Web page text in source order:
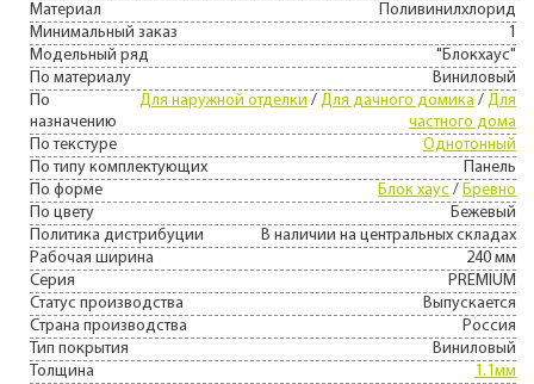
Материал
Поливинилхлорид
Минимальный заказ
1
Модельный ряд
"Блокхаус"
По материалу
Виниловый
По
назначению
Для наружной отделки / Для дачного домика / Для
частного дома
По текстуре
Однотонный
По типу комплектующих
Панель
По форме
Блок хаус / Бревно
По цвету
Бежевый
Политика дистрибуции
В наличии на центральных складах
Рабочая ширина
240 мм
Серия
PREMIUM
Статус производства
Выпускается
Страна производства
Россия
Тип покрытия
Виниловый
Толщина
1.1мм